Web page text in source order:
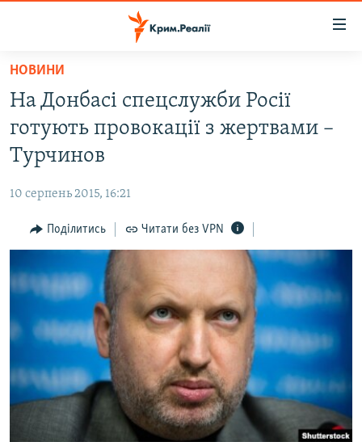
Перейти
основного
матеріалу
Перейти
до
основної
навігації
Перейти
до
пошуку
ВОДА.КРИМ
ВІДЕО ТА ФОТО
БЛОГИ
ПОГЛЯД
ВСЕ ЗА ДЕНЬ
СПЕЦПРОЕКТИ
ДЕПОРТАЦІЯ
ВІДЕОУРОКИ «ELIFBE»
СВІДЧЕННЯ ОКУПАЦІЇ
УКРАЇНСЬКА ПРОБЛЕМА КРИМУ
ЯК ОБІЙТИ БЛОКУВАННЯ
Русский
Qırımtatar
НОВИНИ
На Донбасі спецслужби Росії
готують провокації з жертвами –
Турчинов
10 серпень 2015, 16:21
Поділитись Читати без VPN